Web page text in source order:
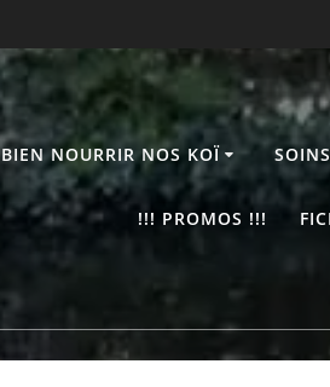
BIEN NOURRIR NOS KOÏ SOINS
!!! PROMOS !!!